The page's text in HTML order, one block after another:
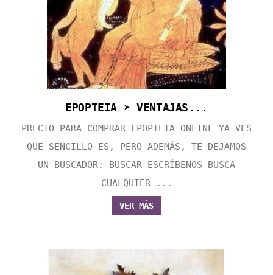
EPOPTEIA ➤ VENTAJAS...
PRECIO PARA COMPRAR EPOPTEIA ONLINE YA VES
QUE SENCILLO ES, PERO ADEMÁS, TE DEJAMOS
UN BUSCADOR: BUSCAR ESCRÍBENOS BUSCA
CUALQUIER ...
VER MÁS